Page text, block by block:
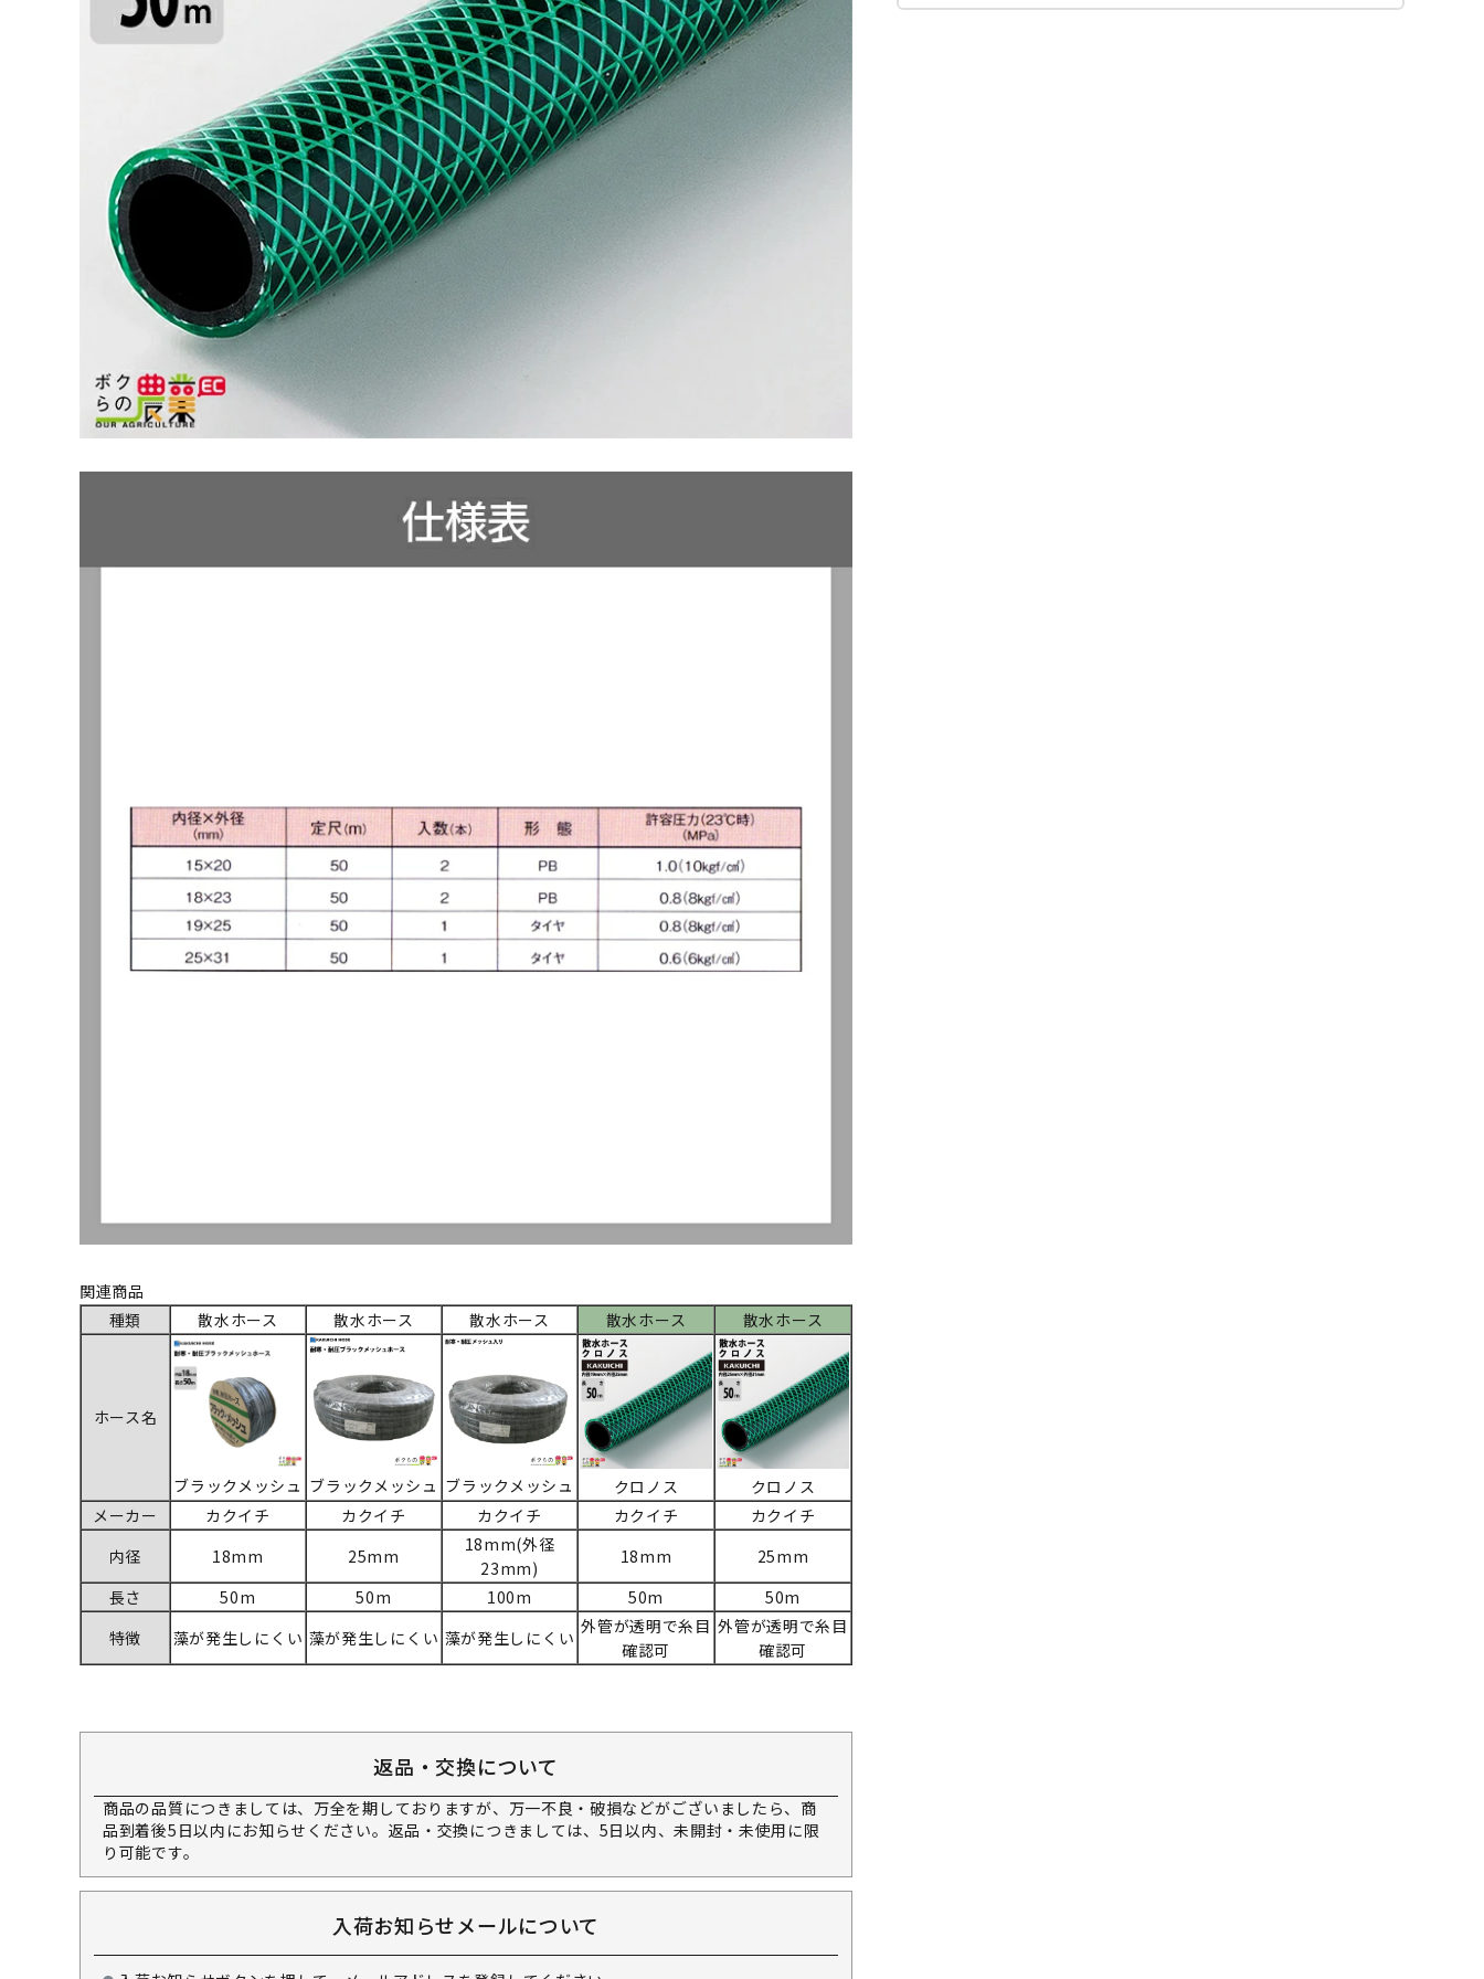
関連商品
種類
散水ホース 散水ホース 散水ホース 散水ホース 散水ホース
ホース名
ブラックメッシュ ブラックメッシュ ブラックメッシュ クロノス
クロノス
メーカー
カクイチ カクイチ カクイチ カクイチ
カクイチ
内径
18mm 25mm
18mm(外径
23mm)
18mm
25mm
長さ
50m 50m 100m 50m
50m
特徴
藻が発生しにくい 藻が発生しにくい 藻が発生しにくい
外管が透明で糸目
確認可
外管が透明で糸目
確認可
返品・交換について
商品の品質につきましては、万全を期しておりますが、万一不良・破損などがございましたら、商
品到着後5日以内にお知らせください。返品・交換につきましては、5日以内、未開封・未使用に限
り可能です。
入荷お知らせメールについて